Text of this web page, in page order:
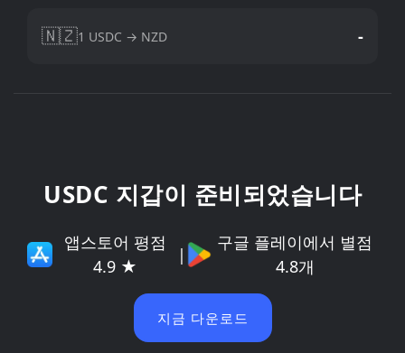
🇳🇿1 USDC → NZD -
USDC 지갑이 준비되었습니다
앱스토어 평점
4.9 ★
|
구글 플레이에서 별점
4.8개
지금 다운로드